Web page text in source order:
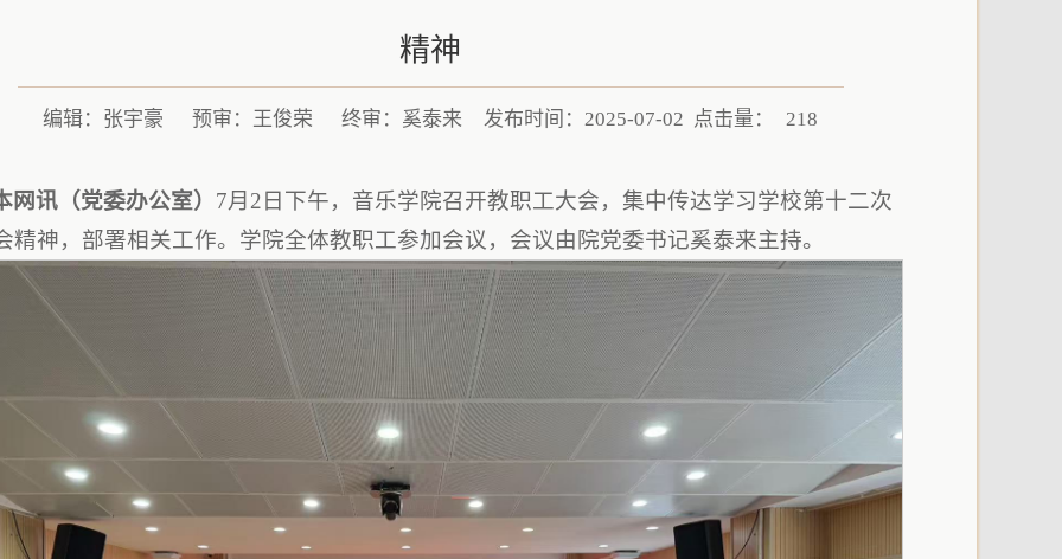
精神
编辑：张宇豪 预审：王俊荣 终审：奚泰来 发布时间：2025-07-02 点击量： 218
网讯（党委办公室） 7月2日下午，音乐学院召开教职工大会，集中传达学习学校第十二次
精神，部署相关工作。学院全体教职工参加会议，会议由院党委书记奚泰来主持。